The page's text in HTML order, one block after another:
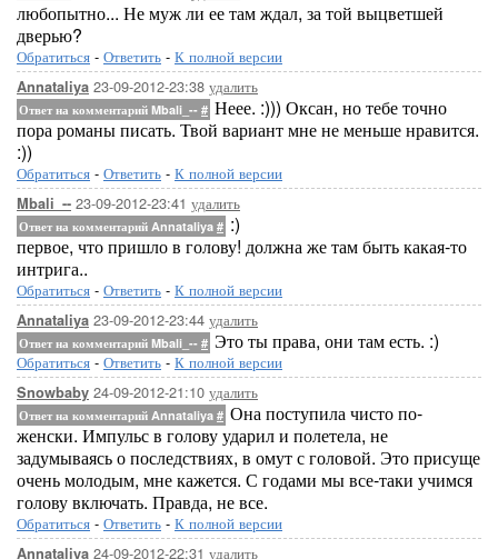
любопытно... Не муж ли ее там ждал, за той выцветшей
дверью?
Обратиться - Ответить - К полной версии
Annataliya 23-09-2012-23:38 удалить
Ответ на комментарий Mbali_-- # Неее. :))) Оксан, но тебе точно
пора романы писать. Твой вариант мне не меньше нравится.
:))
Обратиться - Ответить - К полной версии
Mbali_-- 23-09-2012-23:41 удалить
Ответ на комментарий Annataliya # :)
первое, что пришло в голову! должна же там быть какая-то
интрига..
Обратиться - Ответить - К полной версии
Annataliya 23-09-2012-23:44 удалить
Ответ на комментарий Mbali_-- # Это ты права, они там есть. :)
Обратиться - Ответить - К полной версии
Snowbaby 24-09-2012-21:10 удалить
Ответ на комментарий Annataliya # Она поступила чисто по-
женски. Импульс в голову ударил и полетела, не
задумываясь о последствиях, в омут с головой. Это присуще
очень молодым, мне кажется. С годами мы все-таки учимся
голову включать. Правда, не все.
Обратиться - Ответить - К полной версии
Annataliya 24-09-2012-22:31 удалить